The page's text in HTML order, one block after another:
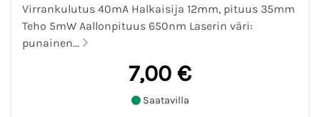
Virrankulutus 40mA Halkaisija 12mm, pituus 35mm
Teho 5mW Aallonpituus 650nm Laserin väri:
punainen...
7,00 €
Saatavilla